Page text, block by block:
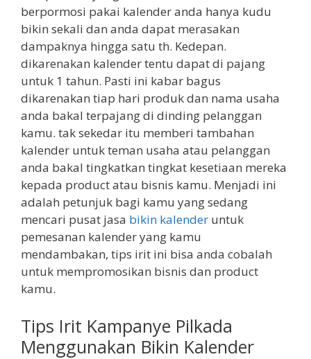
berpormosi pakai kalender anda hanya kudu
bikin sekali dan anda dapat merasakan
dampaknya hingga satu th. Kedepan.
dikarenakan kalender tentu dapat di pajang
untuk 1 tahun. Pasti ini kabar bagus
dikarenakan tiap hari produk dan nama usaha
anda bakal terpajang di dinding pelanggan
kamu. tak sekedar itu memberi tambahan
kalender untuk teman usaha atau pelanggan
anda bakal tingkatkan tingkat kesetiaan mereka
kepada product atau bisnis kamu. Menjadi ini
adalah petunjuk bagi kamu yang sedang
mencari pusat jasa bikin kalender untuk
pemesanan kalender yang kamu
mendambakan, tips irit ini bisa anda cobalah
untuk mempromosikan bisnis dan product
kamu.
Tips Irit Kampanye Pilkada
Menggunakan Bikin Kalender